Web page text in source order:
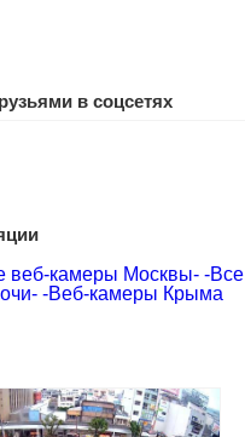
в соцсетях
веб-камеры Москвы- -Все
-Веб-камеры Крыма